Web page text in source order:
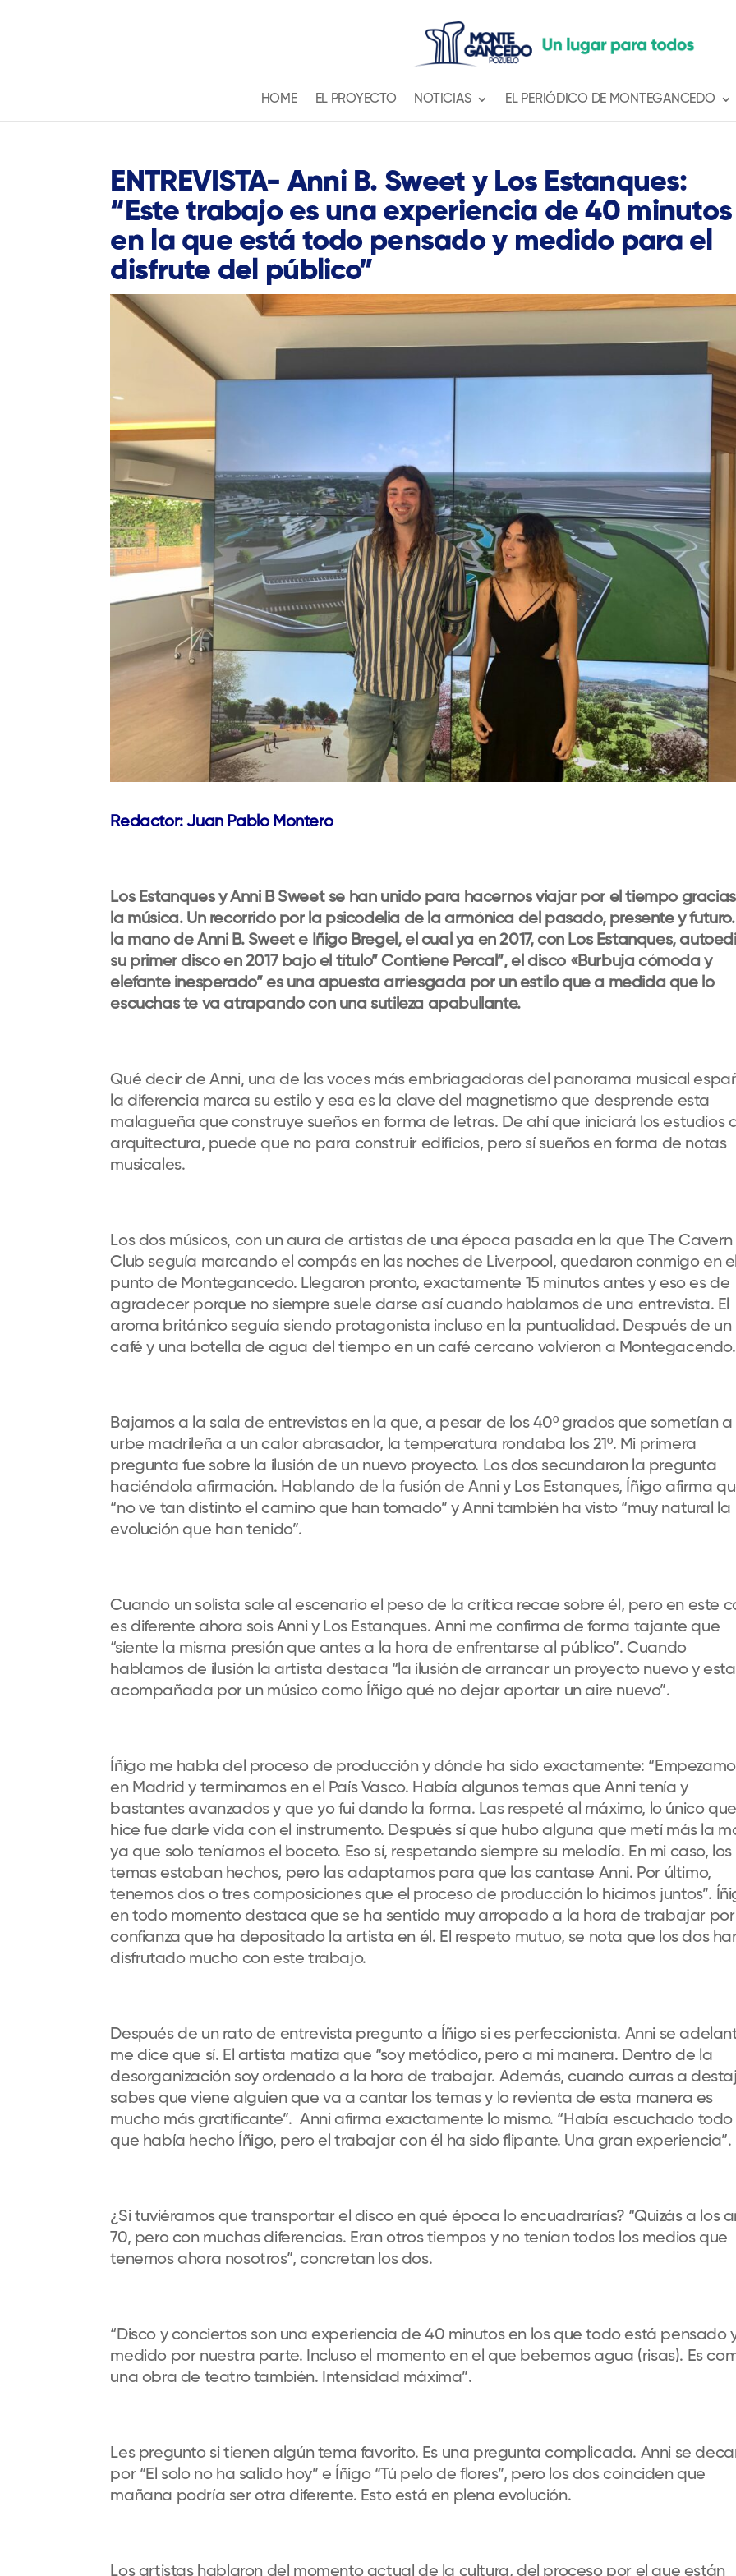
HOME EL PROYECTO NOTICIAS EL PERIÓDICO DE MONTEGANCEDO
ENTREVISTA- Anni B. Sweet y Los Estanques:
“Este trabajo es una experiencia de 40 minutos
en la que está todo pensado y medido para el
disfrute del público”
Redactor: Juan Pablo Montero
Los Estanques y Anni B Sweet se han unido para hacernos viajar por el tiempo
la música. Un recorrido por la psicodelia de la armónica del pasado, presente y
la mano de Anni B. Sweet e Íñigo Bregel, el cual ya en 2017, con Los Estanques,
su primer disco en 2017 bajo el título” Contiene Percal”, el disco «Burbuja cómoda y
elefante inesperado” es una apuesta arriesgada por un estilo que a medida que lo
escuchas te va atrapando con una sutileza apabullante.
Qué decir de Anni, una de las voces más embriagadoras del panorama musical
la diferencia marca su estilo y esa es la clave del magnetismo que desprende esta
malagueña que construye sueños en forma de letras. De ahí que iniciará los estudios
arquitectura, puede que no para construir edificios, pero sí sueños en forma de notas
musicales.
Los dos músicos, con un aura de artistas de una época pasada en la que The Cavern
Club seguía marcando el compás en las noches de Liverpool, quedaron conmigo en el
punto de Montegancedo. Llegaron pronto, exactamente 15 minutos antes y eso es de
agradecer porque no siempre suele darse así cuando hablamos de una entrevista. El
aroma británico seguía siendo protagonista incluso en la puntualidad. Después de un
café y una botella de agua del tiempo en un café cercano volvieron a Montegacendo.
Bajamos a la sala de entrevistas en la que, a pesar de los 40º grados que sometían a
urbe madrileña a un calor abrasador, la temperatura rondaba los 21º. Mi primera
pregunta fue sobre la ilusión de un nuevo proyecto. Los dos secundaron la pregunta
haciéndola afirmación. Hablando de la fusión de Anni y Los Estanques, Íñigo afirma
“no ve tan distinto el camino que han tomado” y Anni también ha visto “muy natural la
evolución que han tenido”.
Cuando un solista sale al escenario el peso de la crítica recae sobre él, pero en este
es diferente ahora sois Anni y Los Estanques. Anni me confirma de forma tajante que
“siente la misma presión que antes a la hora de enfrentarse al público”. Cuando
hablamos de ilusión la artista destaca “la ilusión de arrancar un proyecto nuevo y
acompañada por un músico como Íñigo qué no dejar aportar un aire nuevo”.
Íñigo me habla del proceso de producción y dónde ha sido exactamente:
en Madrid y terminamos en el País Vasco. Había algunos temas que Anni tenía y
bastantes avanzados y que yo fui dando la forma. Las respeté al máximo, lo único que
hice fue darle vida con el instrumento. Después sí que hubo alguna que metí más la
ya que solo teníamos el boceto. Eso sí, respetando siempre su melodía. En mi caso, los
temas estaban hechos, pero las adaptamos para que las cantase Anni. Por último,
tenemos dos o tres composiciones que el proceso de producción lo hicimos juntos”.
en todo momento destaca que se ha sentido muy arropado a la hora de trabajar
confianza que ha depositado la artista en él. El respeto mutuo, se nota que los dos
disfrutado mucho con este trabajo.
Después de un rato de entrevista pregunto a Íñigo si es perfeccionista. Anni se
me dice que sí. El artista matiza que “soy metódico, pero a mi manera. Dentro de la
desorganización soy ordenado a la hora de trabajar. Además, cuando curras a
sabes que viene alguien que va a cantar los temas y lo revienta de esta manera es
mucho más gratificante”. Anni afirma exactamente lo mismo. “Había escuchado todo
que había hecho Íñigo, pero el trabajar con él ha sido flipante. Una gran experiencia”.
¿Si tuviéramos que transportar el disco en qué época lo encuadrarías? “Quizás a los
70, pero con muchas diferencias. Eran otros tiempos y no tenían todos los medios que
tenemos ahora nosotros”, concretan los dos.
“Disco y conciertos son una experiencia de 40 minutos en los que todo está pensado
medido por nuestra parte. Incluso el momento en el que bebemos agua (risas). Es
una obra de teatro también. Intensidad máxima”.
Les pregunto si tienen algún tema favorito. Es una pregunta complicada. Anni se
por “El solo no ha salido hoy” e Íñigo “Tú pelo de flores”, pero los dos coinciden que
mañana podría ser otra diferente. Esto está en plena evolución.
Los artistas hablaron del momento actual de la cultura, del proceso por el que están